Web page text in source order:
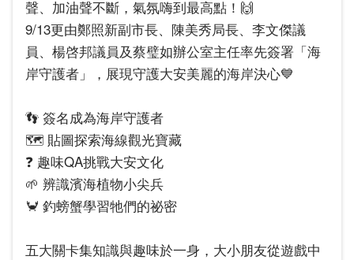
聲、加油聲不斷，氣氛嗨到最高點！🙌
9/13更由鄭照新副市長、陳美秀局長、李文傑議
員、楊啓邦議員及蔡璧如辦公室主任率先簽署「海
岸守護者」，展現守護大安美麗的海岸決心💙
👣 簽名成為海岸守護者
🗺️ 貼圖探索海線觀光寶藏
❓ 趣味QA挑戰大安文化
🌱 辨識濱海植物小尖兵
🦀 釣螃蟹學習牠們的祕密
五大關卡集知識與趣味於一身，大小朋友從遊戲中